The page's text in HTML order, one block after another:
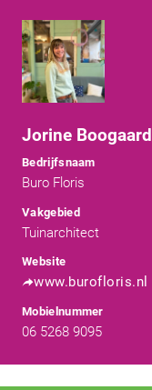
Jorine Boogaard
Bedrijfsnaam
Buro Floris
Vakgebied
Tuinarchitect
Website
www.burofloris.nl
Mobielnummer
06 5268 9095